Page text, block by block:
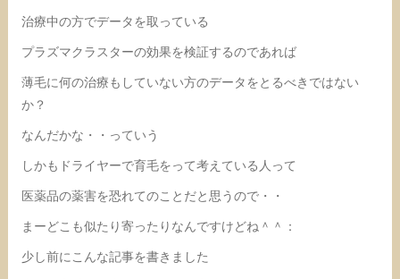
治療中の方でデータを取っている
プラズマクラスターの効果を検証するのであれば
薄毛に何の治療もしていない方のデータをとるべきではない
か？
なんだかな・・っていう
しかもドライヤーで育毛をって考えている人って
医薬品の薬害を恐れてのことだと思うので・・
まーどこも似たり寄ったりなんですけどね＾＾：
少し前にこんな記事を書きました